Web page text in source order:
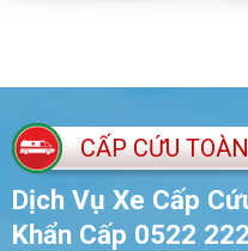
CẤP CỨU
Dịch Vụ Xe Cấp
Khẩn Cấp 0522